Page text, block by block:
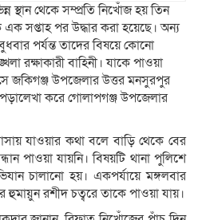
স্থান থেকে সম্প্রতি নিখোঁজ হয় তিন
এক সপ্তাহ পর উদ্ধার করা হয়েছে। অন্য
পর্যন্ত তাদের বিষয়ে কোনো
রক্ষাকারী বাহিনী। যাকে পাওয়া
জকিগঞ্জ উপজেলার উত্তর মনসুরপুর
করে গোলাপগঞ্জ উপজেলার
যাওয়ার কথা বলে বাড়ি থেকে বের
পাওয়া যায়নি। বিষয়টি থানা পুলিশে
চালানো হয়। একপর্যায়ে মঙ্গলবার
হুমায়ুন রশীদ চত্বরে তাকে পাওয়া যায়।